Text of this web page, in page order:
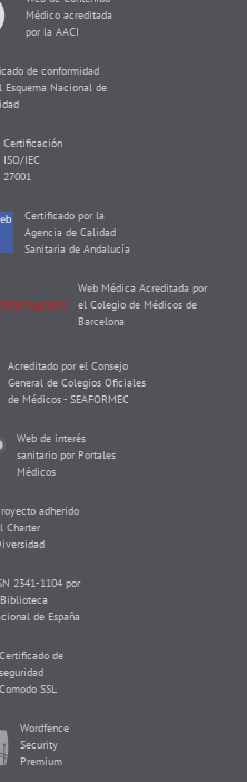
Médico acreditada
por la AACI
de conformidad
Esquema Nacional de
Certificación
ISO/IEC
27001
Certificado por la
Agencia de Calidad
Sanitaria de Andalucía
Web Médica Acreditada por
el Colegio de Médicos de
Barcelona
Acreditado por el Consejo
General de Colegios Oficiales
de Médicos - SEAFORMEC
Web de interés
sanitario por Portales
Médicos
adherido
Charter
2341-1104 por
de España
Certificado de
seguridad
Comodo SSL
Wordfence
Security
Premium